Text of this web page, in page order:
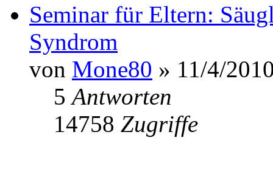
Seminar für Eltern:
Syndrom
von Mone80 » 11/4/
5Antworten
14758 Zugriffe